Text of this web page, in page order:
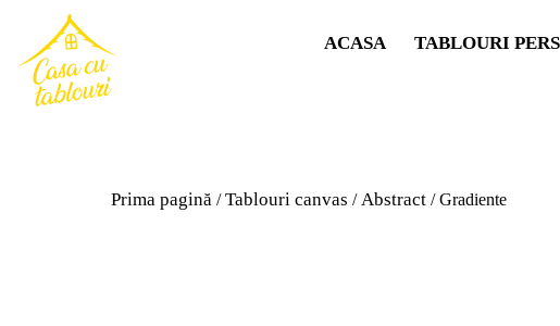
ACASA TABLOURI
Prima pagină /Tablouri canvas /Abstract / Gradiente